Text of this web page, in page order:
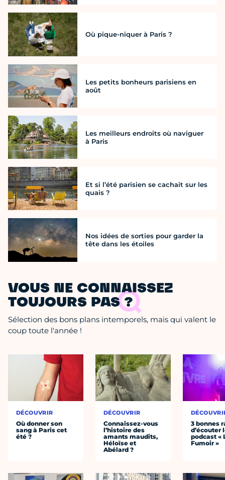
Où pique-niquer à Paris ?
Les petits bonheurs parisiens en
août
Les meilleurs endroits où naviguer
à Paris
Et si l’été parisien se cachait sur les
quais ?
Nos idées de sorties pour garder la
tête dans les étoiles
VOUS NE CONNAISSEZ
TOUJOURS PAS ?
Sélection des bons plans intemporels, mais qui valent le
coup toute l'année !
DÉCOUVRIR
Où donner son
sang à Paris cet
été ?
DÉCOUVRIR
Connaissez-vous
l’histoire des
amants maudits,
Héloïse et
Abélard ?
3 bonnes
d’écouter
podcast «
Fumoir »